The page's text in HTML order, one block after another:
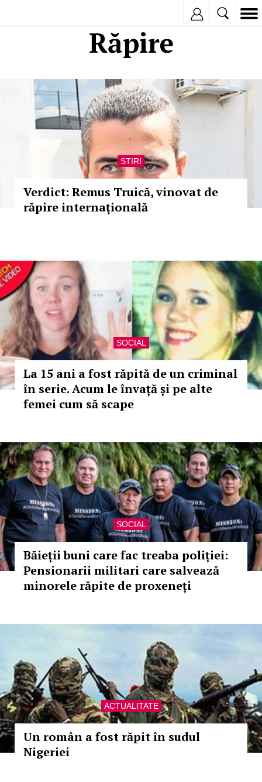
Răpire
STIRI
Verdict: Remus Truică, vinovat de
răpire internaţională
SOCIAL
La 15 ani a fost răpită de un criminal
în serie. Acum le învață și pe alte
femei cum să scape
SOCIAL
Băieții buni care fac treaba poliției:
Pensionarii militari care salvează
minorele răpite de proxeneți
ACTUALITATE
Un român a fost răpit în sudul
Nigeriei